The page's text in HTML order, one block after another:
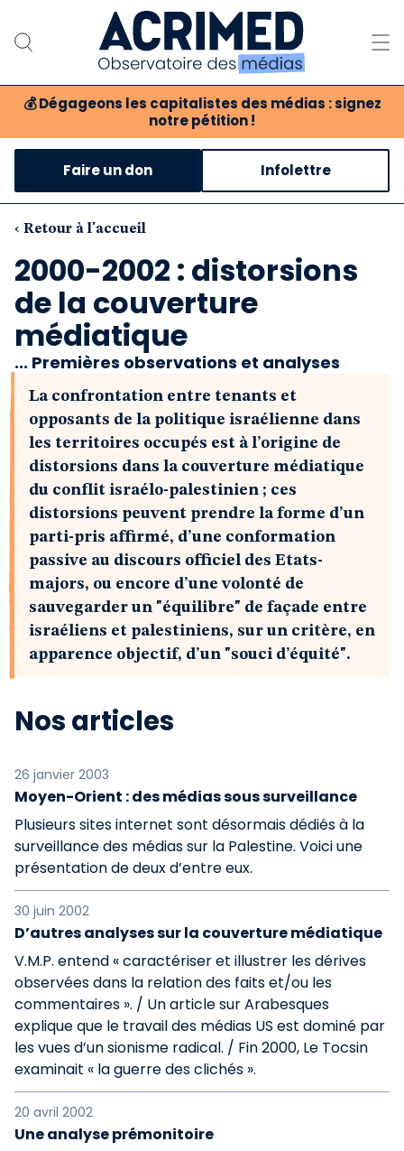
💰 Dégageons les capitalistes des médias : signez
notre pétition !
Notre association
Notre critique des médias
Nos propositions
Notre revue
Boutique
Faire un don Infolettre
‹ Retour à l'accueil
2000-2002 : distorsions
de la couverture
médiatique
... Premières observations et analyses
La confrontation entre tenants et
opposants de la politique israélienne dans
les territoires occupés est à l’origine de
distorsions dans la couverture médiatique
du conflit israélo-palestinien ; ces
distorsions peuvent prendre la forme d’un
parti-pris affirmé, d’une conformation
passive au discours officiel des Etats-
majors, ou encore d’une volonté de
sauvegarder un "équilibre" de façade entre
israéliens et palestiniens, sur un critère, en
apparence objectif, d’un "souci d’équité".
Nos articles
26 janvier 2003
Moyen-Orient : des médias sous surveillance
Plusieurs sites internet sont désormais dédiés à la
surveillance des médias sur la Palestine. Voici une
présentation de deux d’entre eux.
30 juin 2002
D’autres analyses sur la couverture médiatique
V.M.P. entend « caractériser et illustrer les dérives
observées dans la relation des faits et/ou les
commentaires ». / Un article sur Arabesques
explique que le travail des médias US est dominé par
les vues d’un sionisme radical. / Fin 2000, Le Tocsin
examinait « la guerre des clichés ».
20 avril 2002
Une analyse prémonitoire